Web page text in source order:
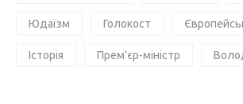
Юдаїзм Голокост
Історія Прем'єр-міністр